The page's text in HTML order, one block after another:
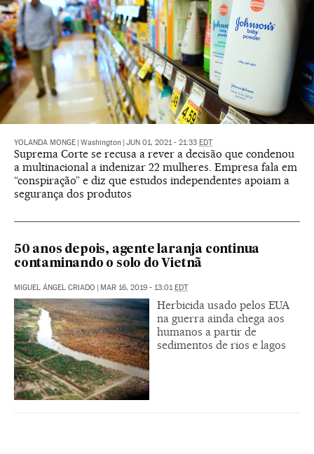
YOLANDA MONGE Washington JUN 01, 2021 - 21:33 EDT
Suprema Corte se recusa a rever a decisão que condenou
a multinacional a indenizar 22 mulheres. Empresa fala em
“conspiração” e diz que estudos independentes apoiam a
segurança dos produtos
50 anos depois, agente laranja continua
contaminando o solo do Vietnã
MIGUEL ÁNGEL CRIADO MAR 16, 2019 - 13:01 EDT
Herbicida usado pelos EUA
na guerra ainda chega aos
humanos a partir de
sedimentos de rios e lagos